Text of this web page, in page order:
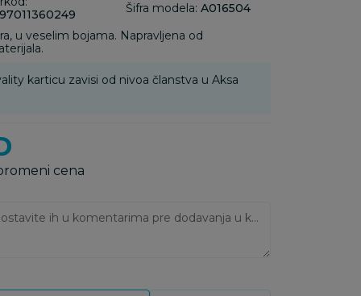
Šifra modela: A016504
u veselim bojama. Napravljena od
karticu zavisi od nivoa članstva u Aksa
cena
Ukoliko imate napomene, ostavite ih u komentarima pre dodavanja u korpu: